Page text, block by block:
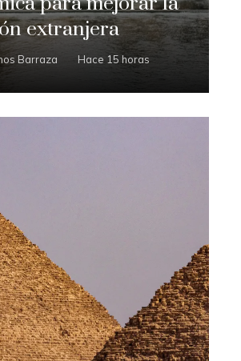
extranjera
Barraza Hace 15 horas